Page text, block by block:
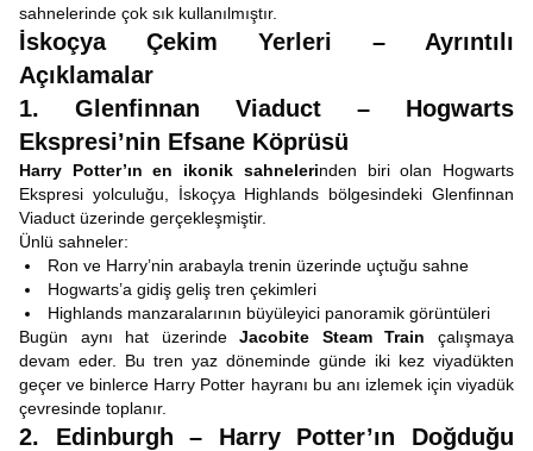
sahnelerinde çok sık kullanılmıştır.
İskoçya Çekim Yerleri – Ayrıntılı
Açıklamalar
1. Glenfinnan Viaduct – Hogwarts
Ekspresi’nin Efsane Köprüsü
Harry Potter’ın en ikonik sahnelerinden biri olan Hogwarts
Ekspresi yolculuğu, İskoçya Highlands bölgesindeki Glenfinnan
Viaduct üzerinde gerçekleşmiştir.
Ünlü sahneler:
Ron ve Harry’nin arabayla trenin üzerinde uçtuğu sahne
Hogwarts’a gidiş geliş tren çekimleri
Highlands manzaralarının büyüleyici panoramik görüntüleri
Bugün aynı hat üzerindeJacobite Steam Train çalışmaya
devam eder. Bu tren yaz döneminde günde iki kez viyadükten
geçer ve binlerce Harry Potter hayranı bu anı izlemek için viyadük
çevresinde toplanır.
2. Edinburgh – Harry Potter’ın Doğduğu